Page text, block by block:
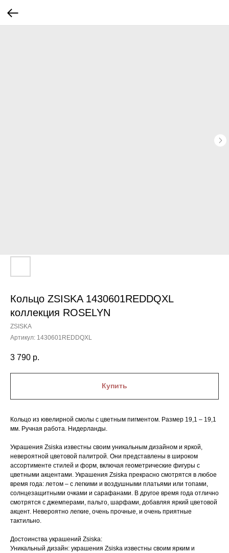
Кольцо ZSISKA 1430601REDDQXL
коллекция ROSELYN
ZSISKA
Артикул: 1430601REDDQXL
3 790 р.
Купить
Кольцо из ювелирной смолы с цветным пигментом. Размер 19,1 – 19,1
мм. Ручная работа. Нидерланды.
Украшения Zsiska известны своим уникальным дизайном и яркой,
невероятной цветовой палитрой. Они представлены в широком
ассортименте стилей и форм, включая геометрические фигуры с
цветными акцентами. Украшения Zsiska прекрасно смотрятся в любое
время года: летом – с легкими и воздушными платьями или топами,
солнцезащитными очками и сарафанами. В другое время года отлично
смотрятся с джемперами, пальто, шарфами, добавляя яркий цветовой
акцент. Невероятно легкие, очень прочные, и очень приятные
тактильно.
Достоинства украшений Zsiska:
Уникальный дизайн: украшения Zsiska известны своим ярким и